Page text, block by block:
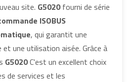
site. G5020fourni de série
ISOBUS
, qui garantit une
une utilisation aisée. Grâce à
G5020C'est un excellent choix
de services et les